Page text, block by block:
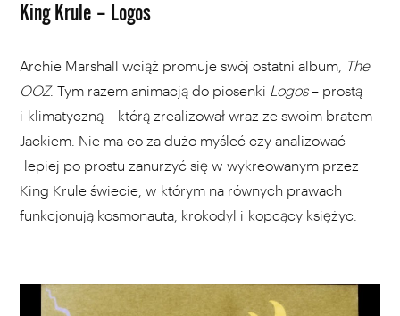
King Krule – Logos
Archie Marshall wciąż promuje swój ostatni album, The
OOZ. Tym razem animacją do piosenki Logos– prostą
i klimatyczną – którą zrealizował wraz ze swoim bratem
Jackiem. Nie ma co za dużo myśleć czy analizować –
lepiej po prostu zanurzyć się w wykreowanym przez
King Krule świecie, w którym na równych prawach
funkcjonują kosmonauta, krokodyl i kopcący księżyc.